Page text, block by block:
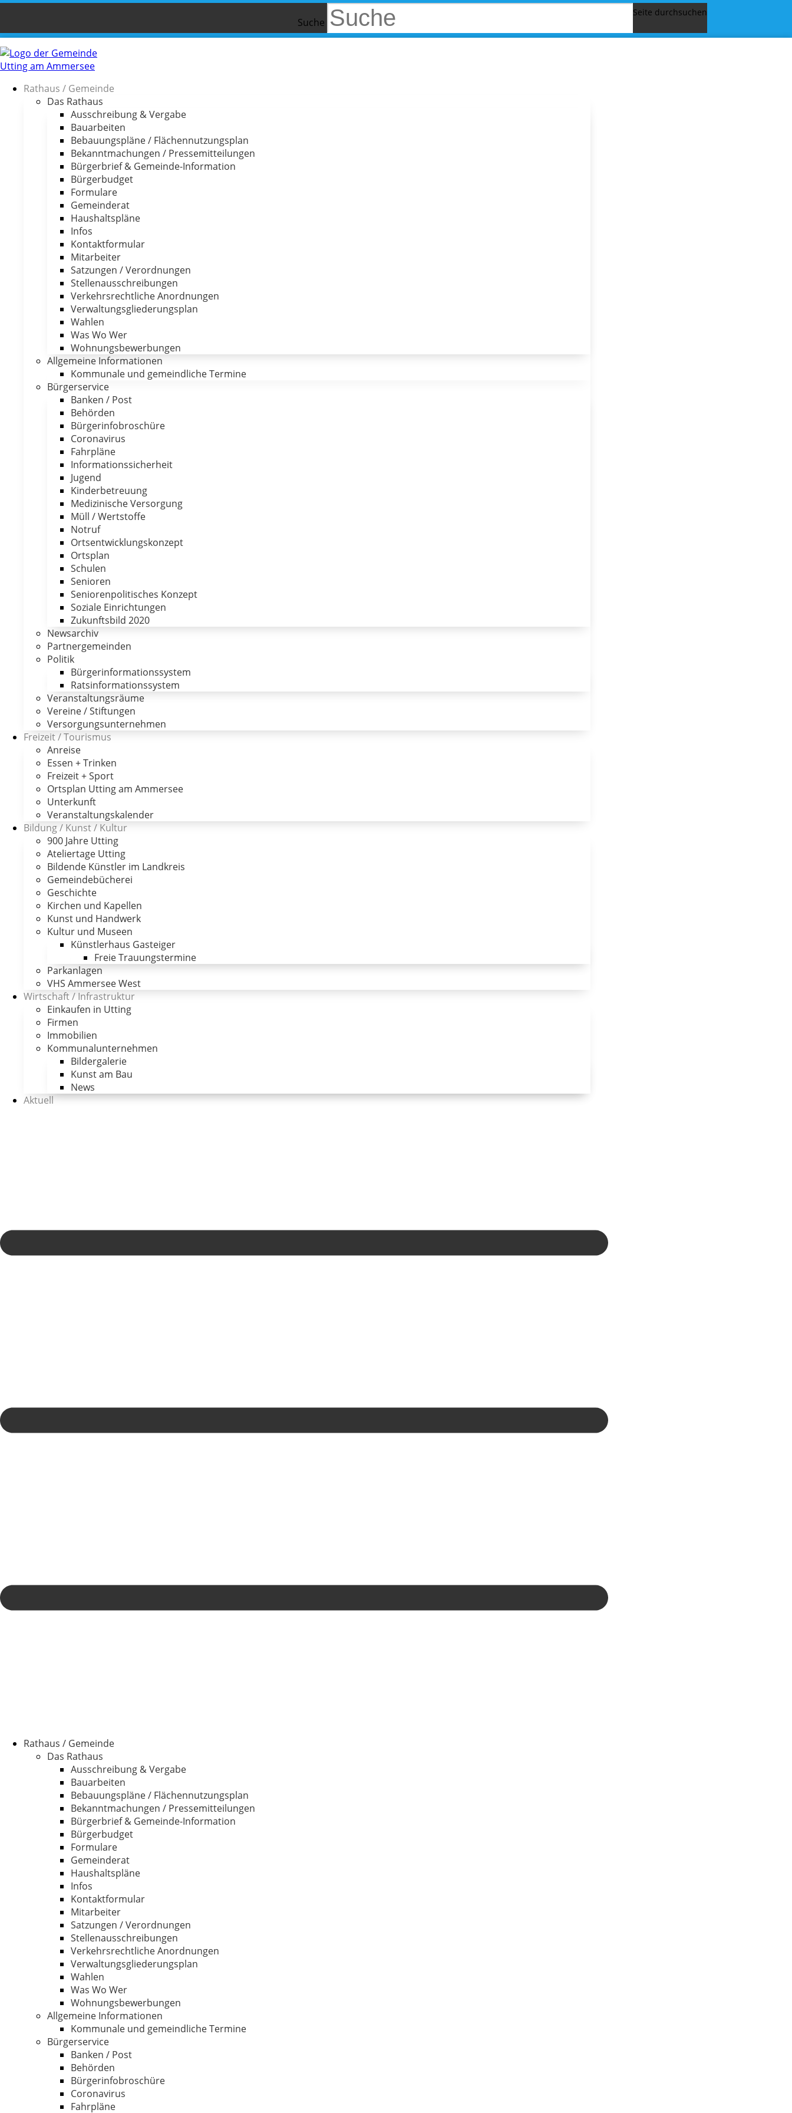
Suche
Rathaus / Gemeinde
Das Rathaus
Ausschreibung & Vergabe
Bauarbeiten
Bebauungspläne / Flächennutzungsplan
Bekanntmachungen / Pressemitteilungen
Bürgerbrief & Gemeinde-Information
Bürgerbudget
Formulare
Gemeinderat
Haushaltspläne
Infos
Kontaktformular
Mitarbeiter
Satzungen / Verordnungen
Stellenausschreibungen
Verkehrsrechtliche Anordnungen
Verwaltungsgliederungsplan
Wahlen
Was Wo Wer
Wohnungsbewerbungen
Allgemeine Informationen
Kommunale und gemeindliche Termine
Bürgerservice
Banken / Post
Behörden
Bürgerinfobroschüre
Coronavirus
Fahrpläne
Informationssicherheit
Jugend
Kinderbetreuung
Medizinische Versorgung
Müll / Wertstoffe
Notruf
Ortsentwicklungskonzept
Ortsplan
Schulen
Senioren
Seniorenpolitisches Konzept
Soziale Einrichtungen
Zukunftsbild 2020
Newsarchiv
Partnergemeinden
Politik
Bürgerinformationssystem
Ratsinformationssystem
Veranstaltungsräume
Vereine / Stiftungen
Versorgungsunternehmen
Freizeit / Tourismus
Anreise
Essen + Trinken
Freizeit + Sport
Ortsplan Utting am Ammersee
Unterkunft
Veranstaltungskalender
Bildung / Kunst / Kultur
900 Jahre Utting
Ateliertage Utting
Bildende Künstler im Landkreis
Gemeindebücherei
Geschichte
Kirchen und Kapellen
Kunst und Handwerk
Kultur und Museen
Künstlerhaus Gasteiger
Freie Trauungstermine
Parkanlagen
VHS Ammersee West
Wirtschaft / Infrastruktur
Einkaufen in Utting
Firmen
Immobilien
Kommunalunternehmen
Bildergalerie
Kunst am Bau
News
Aktuell
Rathaus / Gemeinde
Das Rathaus
Ausschreibung & Vergabe
Bauarbeiten
Bebauungspläne / Flächennutzungsplan
Bekanntmachungen / Pressemitteilungen
Bürgerbrief & Gemeinde-Information
Bürgerbudget
Formulare
Gemeinderat
Haushaltspläne
Infos
Kontaktformular
Mitarbeiter
Satzungen / Verordnungen
Stellenausschreibungen
Verkehrsrechtliche Anordnungen
Verwaltungsgliederungsplan
Wahlen
Was Wo Wer
Wohnungsbewerbungen
Allgemeine Informationen
Kommunale und gemeindliche Termine
Bürgerservice
Banken / Post
Behörden
Bürgerinfobroschüre
Coronavirus
Fahrpläne